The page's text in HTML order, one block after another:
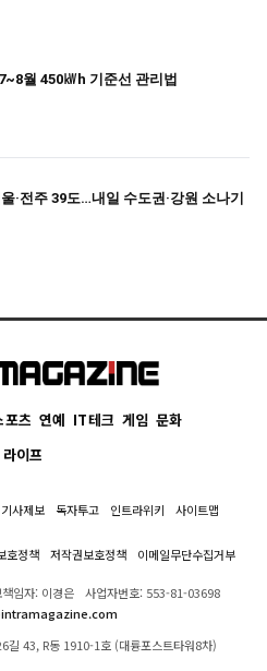
월 450㎾h 기준선 관리법
·전주 39도…내일 수도권·강원 소나기
포츠 연예 IT테크 게임 문화
라이프
기사제보 독자투고 인트라위키 사이트맵
호정책 저작권보호정책 이메일무단수집거부
임자: 이경은
사업자번호: 553-81-03698
길 43, R동 1910-1호 (대륭포스트타워8차)